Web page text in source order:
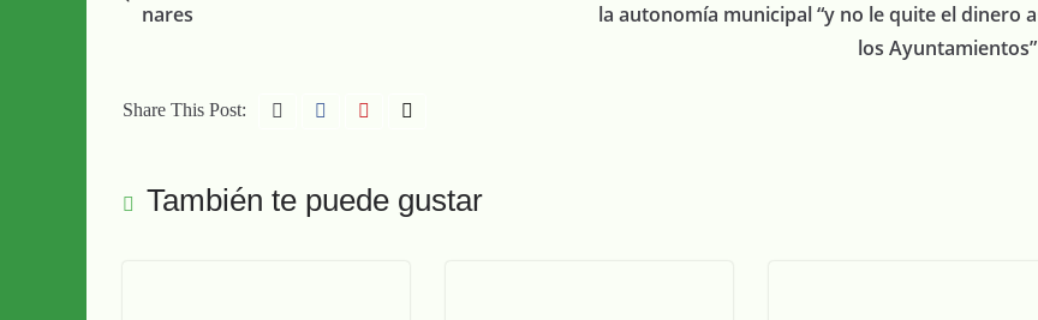
nares
la autonomía municipal “y no le quite el dinero a
los Ayuntamientos”
Share This Post:
También te puede gustar